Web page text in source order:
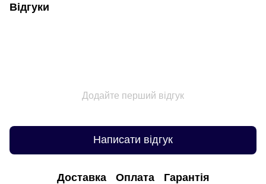
Відгуки
Додайте перший відгук
Написати відгук
Доставка Оплата Гарантія